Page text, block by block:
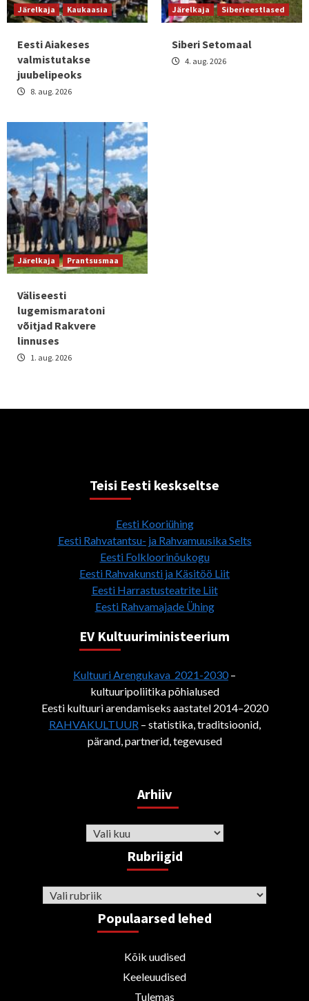
Järelkaja Kaukaasia
Eesti Aiakeses
valmistutakse
juubelipeoks
8. aug. 2026
Järelkaja Siberieestlased
Siberi Setomaal
4. aug. 2026
Järelkaja Prantsusmaa
Väliseesti
lugemismaratoni
võitjad Rakvere
linnuses
1. aug. 2026
Teisi Eesti keskseltse
Eesti Kooriühing
Eesti Rahvatantsu- ja Rahvamuusika Selts
Eesti Folkloorinõukogu
Eesti Rahvakunsti ja Käsitöö Liit
Eesti Harrastusteatrite Liit
Eesti Rahvamajade Ühing
EV Kultuuriministeerium
Kultuuri Arengukava 2021-2030–
kultuuripoliitika põhialused
Eesti kultuuri arendamiseks aastatel 2014–2020
RAHVAKULTUUR – statistika, traditsioonid,
pärand, partnerid, tegevused
Arhiiv
Arhiiv
Rubriigid
Rubriigid
Populaarsed lehed
Kõik uudised
Keeleuudised
Tulemas